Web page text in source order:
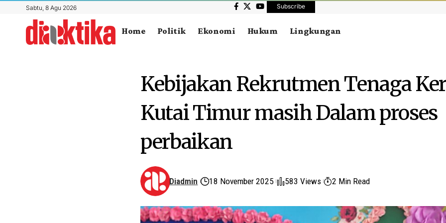
Sabtu, 8 Agu 2026 Subscribe
Home Politik Ekonomi Hukum Lingkungan
Kebijakan Rekrutmen Tenaga
Kutai Timur masih Dalam proses
perbaikan
Diadmin 18 November 2025 583 Views 2 Min Read